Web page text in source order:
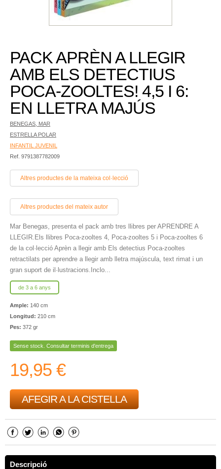
PACK APRÈN A LLEGIR
AMB ELS DETECTIUS
POCA-ZOOLTES! 4,5 I 6:
EN LLETRA MAJÚS
BENEGAS, MAR
ESTRELLA POLAR
INFANTIL JUVENIL
Ref. 9791387782009
Altres productes de la mateixa col·lecció
Altres productes del mateix autor
Mar Benegas, presenta el pack amb tres llibres per APRENDRE A
LLEGIR.Els llibres Poca-zooltes 4, Poca-zooltes 5 i Poca-zooltes 6
de la col·lecció Aprèn a llegir amb Els detectius Poca-zooltes
retractilats per aprendre a llegir amb lletra majúscula, text rimat i un
gran suport de il·lustracions.Inclo...
de 3 a 6 anys
Ample: 140 cm
Longitud: 210 cm
Pes: 372 gr
Sense stock. Consultar terminis d'entrega
19,95 €
AFEGIR A LA CISTELLA
Descripció